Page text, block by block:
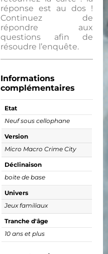
réponse est au dos !
Continuez de
répondre aux
questions afin de
résoudre l’enquête.
Informations
complémentaires
Etat
Neuf sous cellophane
Version
Micro Macro Crime City
Déclinaison
boite de base
Univers
Jeux familiaux
Tranche d'âge
10 ans et plus